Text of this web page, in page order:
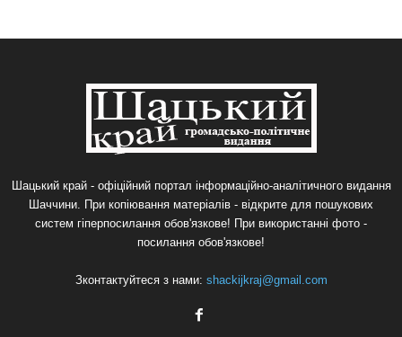
Шацький край - офіційний портал інформаційно-аналітичного видання
Шаччини. При копіювання матеріалів - відкрите для пошукових
систем гіперпосилання обов'язкове! При використанні фото -
посилання обов'язкове!
Зконтактуйтеся з нами: shackijkraj@gmail.com